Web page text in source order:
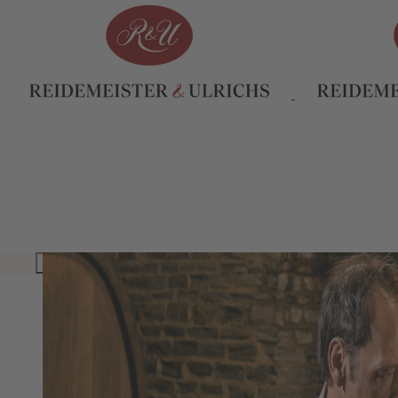
INHALTSVERZEICHNIS
WEINBAU SEIT 8 GENERATIONEN
WELTKLASSE RIESLINGE VON DER